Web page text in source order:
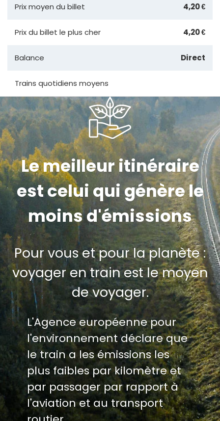
Prix moyen du billet 4,20 €
Prix du billet le plus cher 4,20 €
Balance Direct
Trains quotidiens moyens
Le meilleur itinéraire
est celui qui génère le
moins d'émissions
Pour vous et pour la planète :
voyager en train est le moyen
de voyager.
L'Agence européenne pour
l'environnement déclare que
le train a les émissions les
plus faibles par kilomètre et
par passager par rapport à
l'aviation et au transport